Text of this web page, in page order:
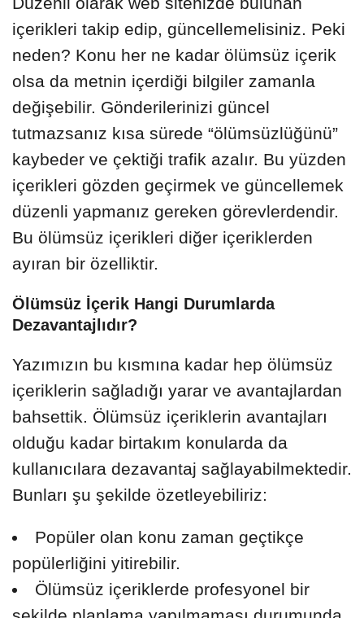
içerikleri takip edip, güncellemelisiniz. Peki
neden? Konu her ne kadar ölümsüz içerik
olsa da metnin içerdiği bilgiler zamanla
değişebilir. Gönderilerinizi güncel
tutmazsanız kısa sürede “ölümsüzlüğünü”
kaybeder ve çektiği trafik azalır. Bu yüzden
içerikleri gözden geçirmek ve güncellemek
düzenli yapmanız gereken görevlerdendir.
Bu ölümsüz içerikleri diğer içeriklerden
ayıran bir özelliktir.
Ölümsüz İçerik Hangi Durumlarda
Dezavantajlıdır?
Yazımızın bu kısmına kadar hep ölümsüz
içeriklerin sağladığı yarar ve avantajlardan
bahsettik. Ölümsüz içeriklerin avantajları
olduğu kadar birtakım konularda da
kullanıcılara dezavantaj sağlayabilmektedir.
Bunları şu şekilde özetleyebiliriz:
Popüler olan konu zaman geçtikçe
popülerliğini yitirebilir.
Ölümsüz içeriklerde profesyonel bir